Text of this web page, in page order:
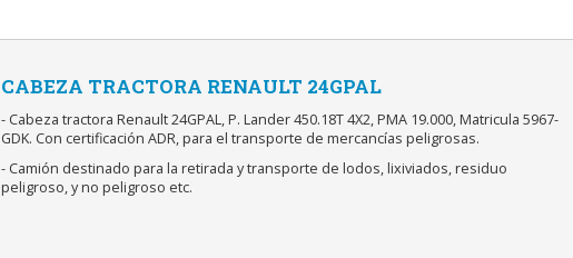
CABEZA TRACTORA RENAULT 24GPAL
- Cabeza tractora Renault 24GPAL, P. Lander 450.18T 4X2, PMA 19.000, Matricula 5967-
GDK. Con certificación ADR, para el transporte de mercancías peligrosas.
- Camión destinado para la retirada y transporte de lodos, lixiviados, residuo
peligroso, y no peligroso etc.